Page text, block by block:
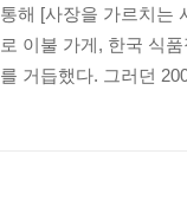
통해 [사장을 가르치는
로 이불 가게, 한국 식
를 거듭했다. 그러던